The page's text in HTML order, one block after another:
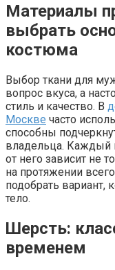
Материалы
выбрать
костюма
Выбор ткани для
вопрос вкуса, а
стиль и качество. В
Москве часто
способны
владельца. Каждый
от него зависит не
на протяжении
подобрать вариант,
тело.
Шерсть:
временем